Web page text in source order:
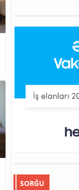
SORĞU